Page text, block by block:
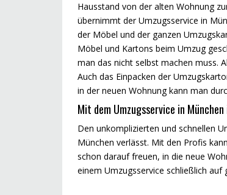
Hausstand von der alten Wohnung
übernimmt der Umzugsservice in
der Möbel und der ganzen
Möbel und Kartons beim Umzug
man das nicht selbst machen muss.
Auch das Einpacken der
in der neuen Wohnung kann man
Mit dem Umzugsservice in
Den unkomplizierten und schnellen
München verlässt. Mit den Profis
schon darauf freuen, in die neue
einem Umzugsservice schließlich auf